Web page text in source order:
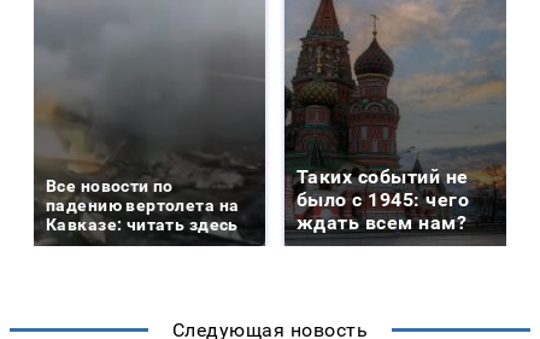
Все новости по
падению вертолета на
Кавказе: читать здесь
Таких событий не
было с 1945: чего
ждать всем нам?
Следующая новость